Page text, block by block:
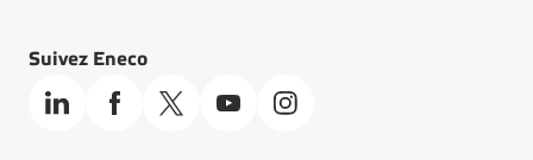
Suivez Eneco